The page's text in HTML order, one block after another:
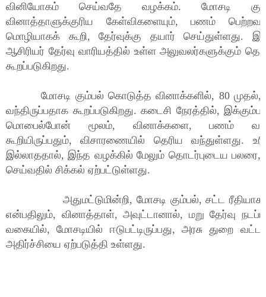
வினியோகம் செய்வதே வழக்கம். மோசடி
வினாத்தாளுக்குரிய கேள்விகளையும், பணம்
மொழியாகக் கூறி, தேர்வுக்கு தயார் செய்துள்ளது.
ஆசிரியர் தேர்வு வாரியத்தில் உள்ள அலுவலர்களுக்கும்
கூறப்படுகிறது.
மோசடி கும்பல் கொடுத்த வினாக்களில், 80 முதல்,
வந்திருப்பதாக கூறப்படுகிறது. கடைசி நேரத்தில்,
மொபைல்போன் மூலம், வினாக்களை, பணம்
கூறியிருப்பதும், விசாரணையில் தெரிய வந்துள்ளது.
இல்லாததால், இந்த வழக்கில் மேலும் தொடர்புடைய பலரை,
செய்வதில் சிக்கல் ஏற்பட்டுள்ளது.
அதுமட்டுமின்றி, மோசடி கும்பல், சட்ட ரீதியாக
என்பதிலும், வினாத்தாள், அவுட்டானால், மறு தேர்வு
வகையில், மோசடியில் ஈடுபட்டிருப்பது, அரசு துறை
அதிர்ச்சியை ஏற்படுத்தி உள்ளது.